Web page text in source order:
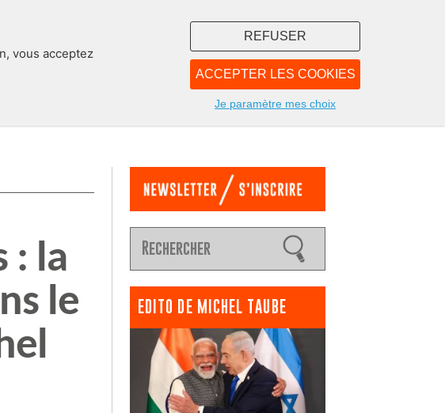
vous acceptez
ACCEPTER LES COOKIES
REFUSER
Je paramètre mes choix
NOUS
: la
le
EDITO DE MICHEL TAUBE